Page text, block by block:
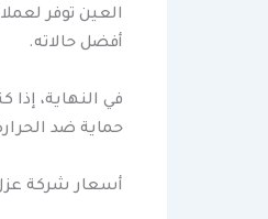
العين توفر
أفضل حالاته.
في النهاية،
حماية ضد
أسعار شركة